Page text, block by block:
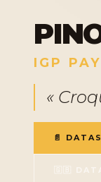
IGP
«
📄